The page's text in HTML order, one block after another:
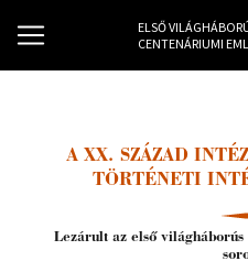
ELSŐ
CENTENÁRIUMI
A XX. SZÁZAD
TÖRTÉNETI
Lezárult az első